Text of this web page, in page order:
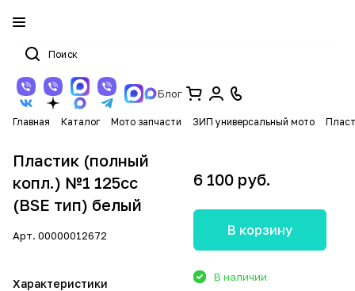
Блог
Главная Каталог Мото запчасти ЗИП универсальный мото
Пластик (полный
копл.) №1 125сс
(BSE тип) белый
Арт. 00000012672
Характеристики
6 100 руб.
В корзину
В наличии